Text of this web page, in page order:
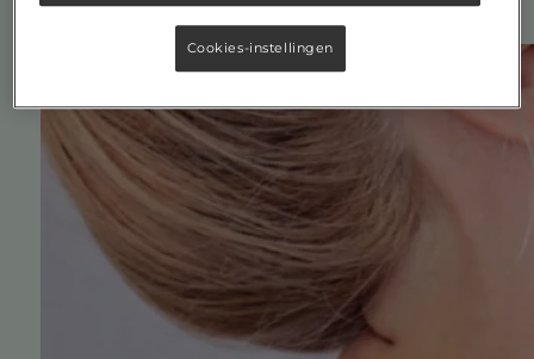
Cookies-instellingen